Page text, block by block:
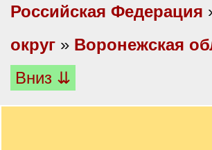
Российская Федерация
округ » Воронежская
Вниз ⇊